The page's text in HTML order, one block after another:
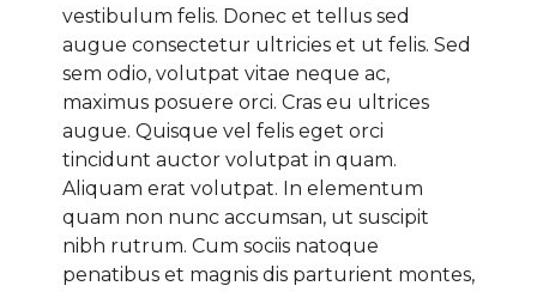
vestibulum felis. Donec et tellus sed
augue consectetur ultricies et ut felis. Sed
sem odio, volutpat vitae neque ac,
maximus posuere orci. Cras eu ultrices
augue. Quisque vel felis eget orci
tincidunt auctor volutpat in quam.
Aliquam erat volutpat. In elementum
quam non nunc accumsan, ut suscipit
nibh rutrum. Cum sociis natoque
penatibus et magnis dis parturient montes,